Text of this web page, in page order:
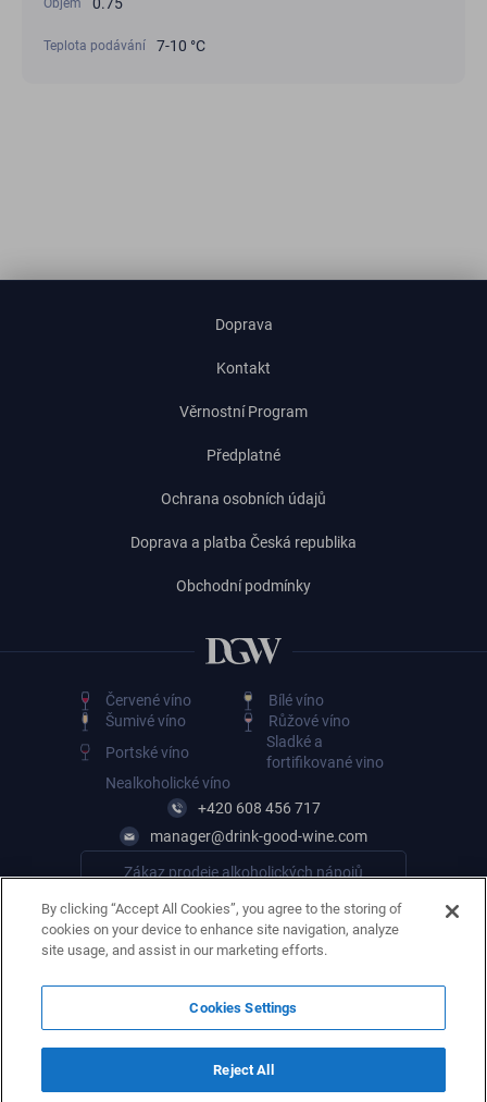
Teplota podávání 7-10 °C
Doprava
Kontakt
Věrnostní Program
Předplatné
Ochrana osobních údajů
Doprava a platba Česká republika
Obchodní podmínky
Červené víno
Bílé víno
Šumivé víno
Růžové víno
Portské víno
Sladké a
fortifikované vino
Nealkoholické víno
+420 608 456 717
manager@drink-good-wine.com
Zákaz prodeje alkoholických nápojů
By clicking “Accept All Cookies”, you agree to the storing of
cookies on your device to enhance site navigation, analyze
site usage, and assist in our marketing efforts.
Cookies Settings
Reject All